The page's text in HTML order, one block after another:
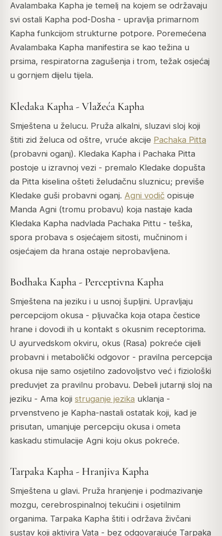
Avalambaka Kapha je temelj na kojem se održavaju
svi ostali Kapha pod-Dosha - upravlja primarnom
Kapha funkcijom strukturne potpore. Poremećena
Avalambaka Kapha manifestira se kao težina u
prsima, respiratorna zagušenja i trom, težak osjećaj
u gornjem dijelu tijela.
Kledaka Kapha - Vlažeća Kapha
Smještena u želucu. Pruža alkalni, sluzavi sloj koji
štiti zid želuca od oštre, vruće akcije Pachaka Pitta
(probavni oganj). Kledaka Kapha i Pachaka Pitta
postoje u izravnoj vezi - premalo Kledake dopušta
da Pitta kiselina ošteti želudačnu sluznicu; previše
Kledake guši probavni oganj. Agni vodič opisuje
Manda Agni (tromu probavu) koja nastaje kada
Kledaka Kapha nadvlada Pachaka Pittu - teška,
spora probava s osjećajem sitosti, mučninom i
osjećajem da hrana ostaje neprobavljena.
Bodhaka Kapha - Perceptivna Kapha
Smještena na jeziku i u usnoj šupljini. Upravljaju
percepcijom okusa - pljuvačka koja otapa čestice
hrane i dovodi ih u kontakt s okusnim receptorima.
U ayurvedskom okviru, okus (Rasa) pokreće cijeli
probavni i metabolički odgovor - pravilna percepcija
okusa nije samo osjetilno zadovoljstvo već i fiziološki
preduvjet za pravilnu probavu. Debeli jutarnji sloj na
jeziku - Ama koji struganje jezika uklanja -
prvenstveno je Kapha-nastali ostatak koji, kad je
prisutan, umanjuje percepciju okusa i ometa
kaskadu stimulacije Agni koju okus pokreće.
Tarpaka Kapha - Hranjiva Kapha
Smještena u glavi. Pruža hranjenje i podmazivanje
mozgu, cerebrospinalnoj tekućini i osjetilnim
organima. Tarpaka Kapha štiti i održava živčani
sustav koji aktivira Vata - bez odgovarajuće Tarpaka